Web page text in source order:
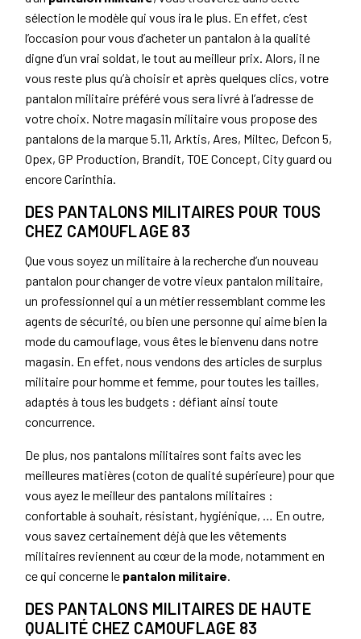
sélection le modèle qui vous ira le plus. En effet, c’est
l’occasion pour vous d’acheter un pantalon à la qualité
digne d’un vrai soldat, le tout au meilleur prix. Alors, il ne
vous reste plus qu’à choisir et après quelques clics, votre
pantalon militaire préféré vous sera livré à l’adresse de
votre choix. Notre magasin militaire vous propose des
pantalons de la marque 5.11, Arktis, Ares, Miltec, Defcon 5,
Opex, GP Production, Brandit, TOE Concept, City guard ou
encore Carinthia.
DES PANTALONS MILITAIRES POUR TOUS
CHEZ CAMOUFLAGE 83
Que vous soyez un militaire à la recherche d’un nouveau
pantalon pour changer de votre vieux pantalon militaire,
un professionnel qui a un métier ressemblant comme les
agents de sécurité, ou bien une personne qui aime bien la
mode du camouflage, vous êtes le bienvenu dans notre
magasin. En effet, nous vendons des articles de surplus
militaire pour homme et femme, pour toutes les tailles,
adaptés à tous les budgets : défiant ainsi toute
concurrence.
De plus, nos pantalons militaires sont faits avec les
meilleures matières (coton de qualité supérieure) pour que
vous ayez le meilleur des pantalons militaires :
confortable à souhait, résistant, hygiénique, … En outre,
vous savez certainement déjà que les vêtements
militaires reviennent au cœur de la mode, notamment en
ce qui concerne le pantalon militaire.
DES PANTALONS MILITAIRES DE HAUTE
QUALITÉ CHEZ CAMOUFLAGE 83